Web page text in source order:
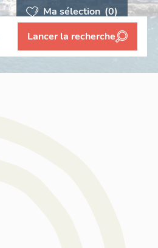
Ma sélection (0)
Lancer la recherche